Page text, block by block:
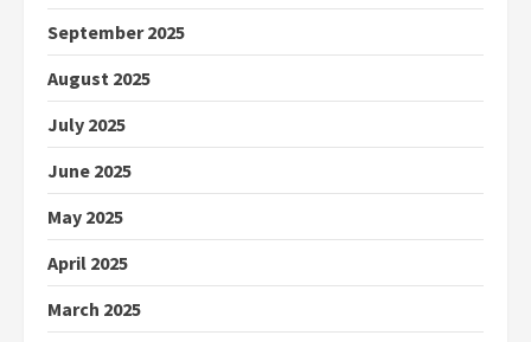
September 2025
August 2025
July 2025
June 2025
May 2025
April 2025
March 2025